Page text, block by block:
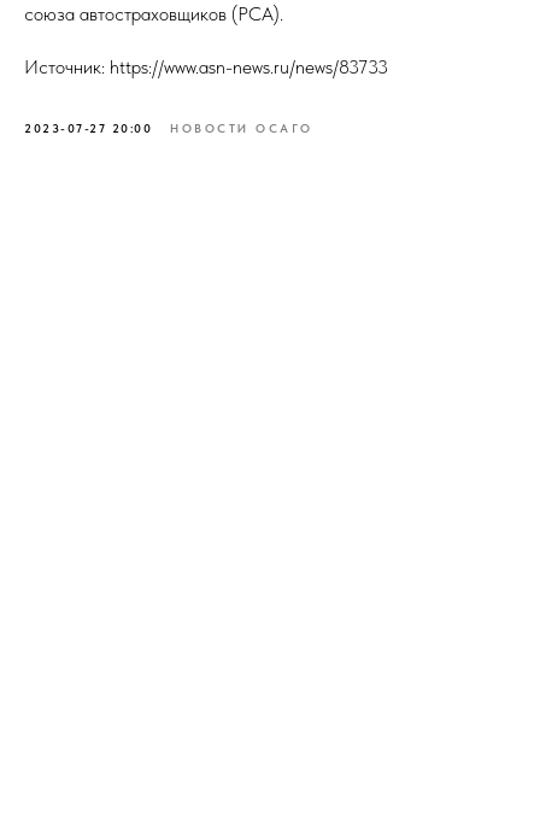
союза автостраховщиков (РСА).
Источник: https://www.asn-news.ru/news/83733
2023-07-27 20:00 НОВОСТИ ОСАГО